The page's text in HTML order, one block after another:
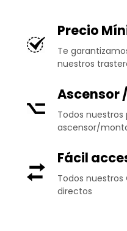
Precio
Te
nuestros
Ascensor
Todos
ascensor/
Fácil
Todos
directos